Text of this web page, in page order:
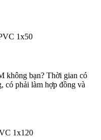
1x50
không bạn? Thời gian có
có phải làm hợp đồng và
1x120